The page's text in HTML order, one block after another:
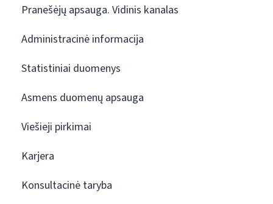
Pranešėjų apsauga. Vidinis kanalas
Administracinė informacija
Statistiniai duomenys
Asmens duomenų apsauga
Viešieji pirkimai
Karjera
Konsultacinė taryba